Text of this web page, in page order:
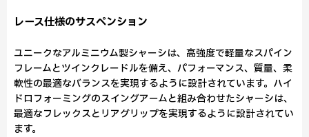
レース仕様のサスペンション
ユニークなアルミニウム製シャーシは、高強度で軽量なスパイン
フレームとツインクレードルを備え、パフォーマンス、質量、柔
軟性の最適なバランスを実現するように設計されています。ハイ
ドロフォーミングのスイングアームと組み合わせたシャーシは、
最適なフレックスとリアグリップを実現するように設計されてい
ます。